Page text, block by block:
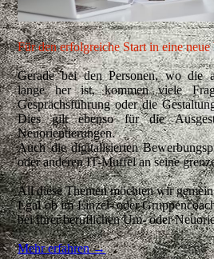
Für den erfolgreiche Start in eine
Gerade bei den Personen, wo die
lange her ist, kommen viele
Gesprächsführung oder die
Dies gilt ebenso für die
Neuorientierungen.
Auch die digitalisierten
oder anderen IT-Muffel an seine
All diese Themen möchten wir
Egal ob im Einzel- oder
bei Ihrer beruflichen Um- oder
Mehr erfahren →